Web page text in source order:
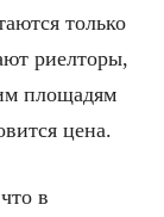
только
риелторы,
площадям
цена.
в